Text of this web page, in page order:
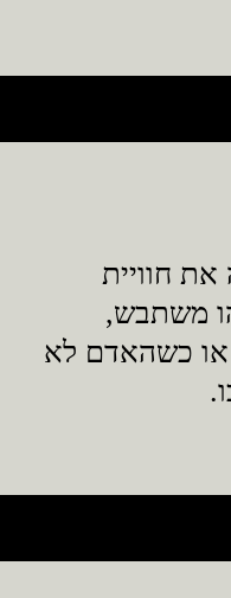
חוויית
משתבש,
כשהאדם לא